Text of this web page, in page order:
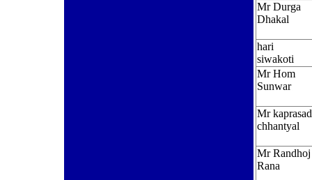
Mr Durga
Dhakal
hari
siwakoti
Mr Hom
Sunwar
Mr kaprasad
chhantyal
Mr Randhoj
Rana